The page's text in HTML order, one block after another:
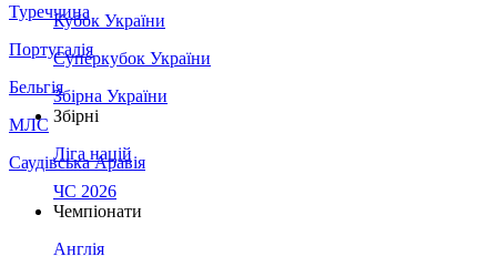
Туреччина
Португалія
Бельгія
МЛС
Саудівська Аравія
Кубок України
Суперкубок України
Збірна України
Збірні
Ліга націй
ЧС 2026
Чемпіонати
Англія